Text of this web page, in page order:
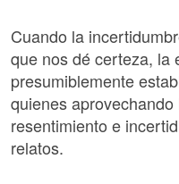
Cuando la
que nos dé certeza, la
presumiblemente
quienes
resentimiento e
relatos.